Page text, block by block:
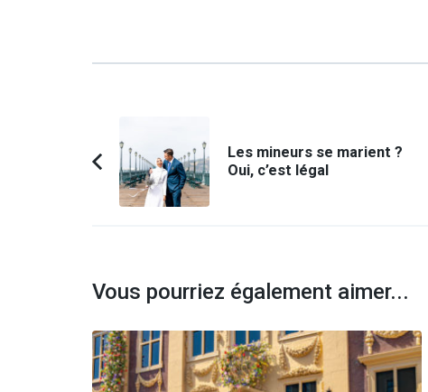
d'article
Article
précédent :
Les mineurs se marient ?
Oui, c’est légal
Vous pourriez également aimer...